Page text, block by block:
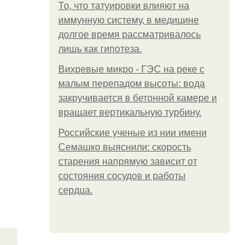
То, что татуировки влияют на
иммунную систему, в медицине
долгое время рассматривалось
лишь как гипотеза.
Вихревые микро - ГЭС на реке с
малым перепадом высоты: вода
закручивается в бетонной камере и
вращает вертикальную турбину.
Российские ученые из нии имени
Семашко выяснили: скорость
старения напрямую зависит от
состояния сосудов и работы
сердца.